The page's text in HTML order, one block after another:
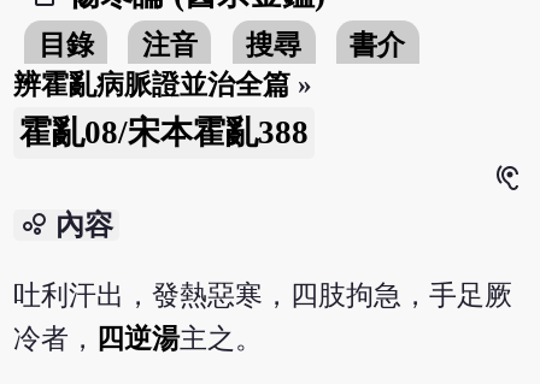
目錄 注音 搜尋
書介
辨霍亂病脈證並治全篇 »
霍亂08/宋本霍亂388
hearing
bubble_chart 內容
吐利汗出，發熱惡寒，四肢拘急，手足厥
冷者， 四逆湯主之。